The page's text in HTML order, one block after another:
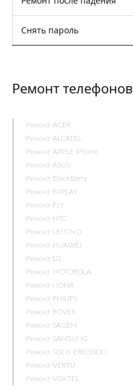
Снять пароль
Ремонт телефонов
Ремонт ACER
Ремонт ALCATEL
Ремонт APPLE iPhone
Ремонт ASUS
Ремонт BlackBerry
Ремонт EXPLAY
Ремонт FLY
Ремонт HTC
Ремонт LENOVO
Ремонт HUAWEI
Ремонт LG
Ремонт MOTOROLA
Ремонт NOKIA
Ремонт PHILIPS
Ремонт ROVER
Ремонт SAGEM
Ремонт SAMSUNG
Ремонт SONY ERICSSON
Ремонт VERTU
Ремонт VOXTEL